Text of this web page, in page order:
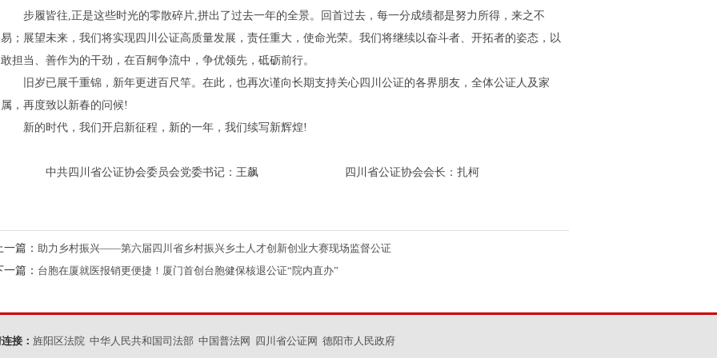
步履皆往,正是这些时光的零散碎片,拼出了过去一年的全景。回首过去，每一分成绩都是努力所得，来之不
易；展望未来，我们将实现四川公证高质量发展，责任重大，使命光荣。我们将继续以奋斗者、开拓者的姿态，以
敢担当、善作为的干劲，在百舸争流中，争优领先，砥砺前行。
旧岁已展千重锦，新年更进百尺竿。在此，也再次谨向长期支持关心四川公证的各界朋友，全体公证人及家
属，再度致以新春的问候!
新的时代，我们开启新征程，新的一年，我们续写新辉煌!
中共四川省公证协会委员会党委书记：王飙 四川省公证协会会长：扎柯
一篇： 助力乡村振兴——第六届四川省乡村振兴乡土人才创新创业大赛现场监督公证
一篇： 台胞在厦就医报销更便捷！厦门首创台胞健保核退公证“院内直办”
接： 旌阳区法院 中华人民共和国司法部 中国普法网 四川省公证网 德阳市人民政府